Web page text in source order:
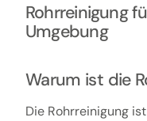
Rohrreinigung
Umgebung
Warum ist die
Die Rohrreinigung